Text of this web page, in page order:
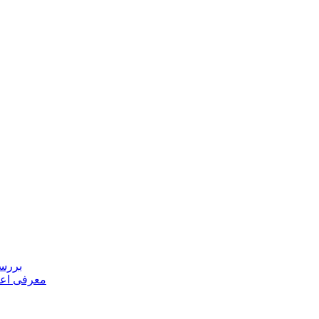
معرفی